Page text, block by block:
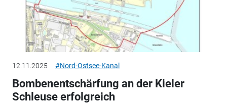
12.11.2025 #Nord-Ostsee-Kanal
Bombenentschärfung an der Kieler
Schleuse erfolgreich